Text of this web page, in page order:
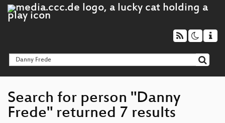
Search for person "Danny
Frede" returned 7 results